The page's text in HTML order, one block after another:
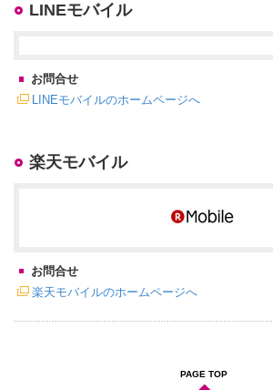
LINEモバイル
お問合せ
LINEモバイルのホームページへ
楽天モバイル
お問合せ
楽天モバイルのホームページへ
PAGE TOP